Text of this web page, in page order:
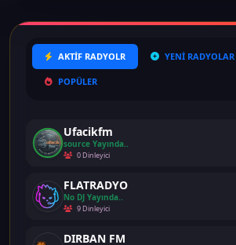
AKTİF RADYOLR YENİ RADYOLAR
POPÜLER
Ufacikfm
source Yayında..
0 Dinleyici
FLATRADYO
No DJ Yayında..
9 Dinleyici
DIRBAN FM